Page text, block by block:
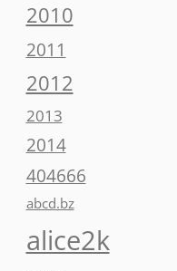
2010
2011
2012
2013
2014
404666
abcd.bz
alice2k